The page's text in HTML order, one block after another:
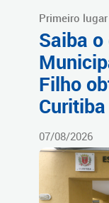
Primeiro lugar
Saiba
Filho
07/08/2026